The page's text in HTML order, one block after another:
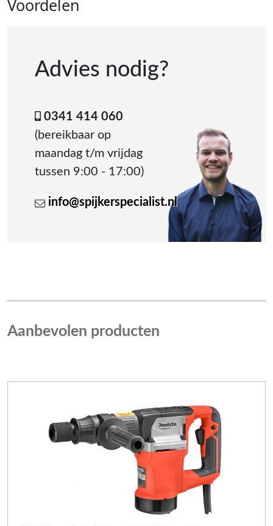
Voordelen
Advies nodig?
0341 414 060
(bereikbaar op
maandag t/m vrijdag
tussen 9:00 - 17:00)
info@spijkerspecialist.nl
Aanbevolen producten